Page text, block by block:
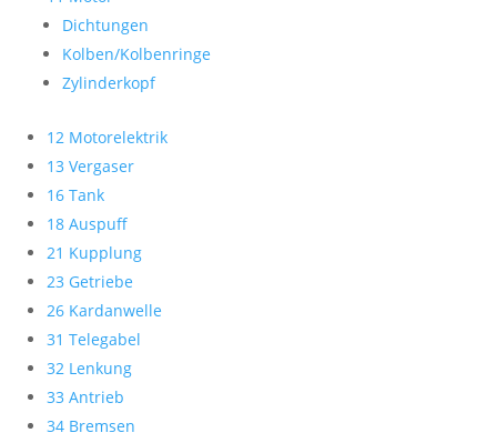
Dichtungen
Kolben/Kolbenringe
Zylinderkopf
12 Motorelektrik
13 Vergaser
16 Tank
18 Auspuff
21 Kupplung
23 Getriebe
26 Kardanwelle
31 Telegabel
32 Lenkung
33 Antrieb
34 Bremsen